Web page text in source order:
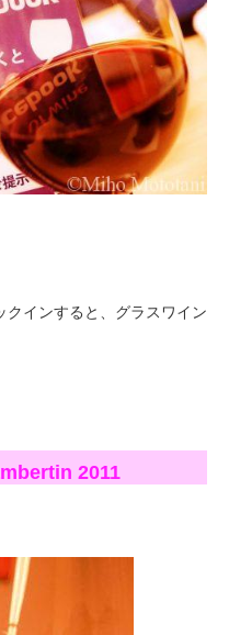
インすると、グラスワイン
2011